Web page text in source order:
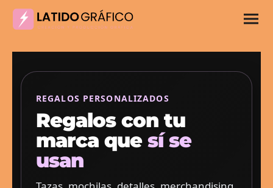
REGALOS PERSONALIZADOS
Regalos con tu
marca que sí se
usan